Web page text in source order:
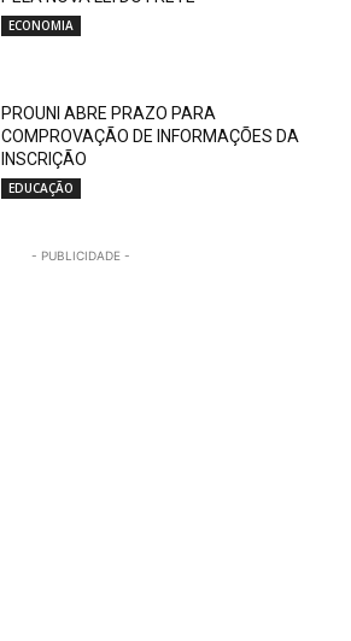
ECONOMIA
PROUNI ABRE PRAZO PARA
COMPROVAÇÃO DE INFORMAÇÕES DA
INSCRIÇÃO
EDUCAÇÃO
- PUBLICIDADE -